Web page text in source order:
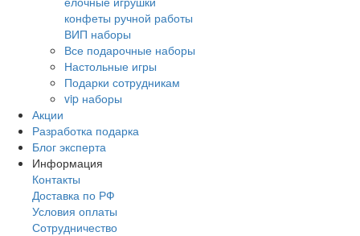
конфеты ручной работы
ВИП наборы
Все подарочные наборы
Настольные игры
Подарки сотрудникам
vip наборы
Акции
Разработка подарка
Блог эксперта
Информация
Контакты
Доставка по РФ
Условия оплаты
Сотрудничество